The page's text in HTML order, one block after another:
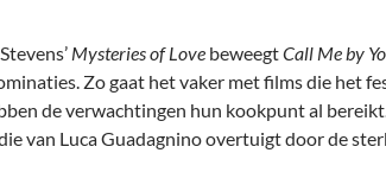
Mysteries of Love beweegtCall Me by
Zo gaat het vaker met films die het
de verwachtingen hun kookpunt al
van Luca Guadagnino overtuigt door de